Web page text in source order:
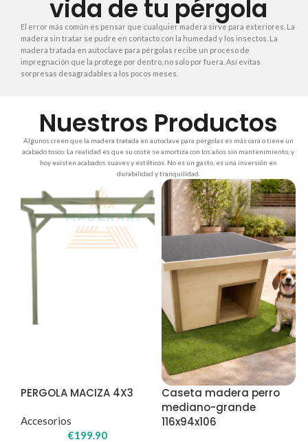
vida de tu pérgola
El error más común es pensar que cualquier madera sirve para exteriores. La
madera sin tratar se pudre en contacto con la humedad y los insectos. La
madera tratada en autoclave para pérgolas recibe un proceso de
impregnación que la protege por dentro, no solo por fuera. Así evitas
sorpresas desagradables a los pocos meses.
Nuestros Productos
Algunos creen que la madera tratada en autoclave para pérgolas es más cara o tiene un
acabado tosco. La realidad es que su coste se amortiza con los años sin mantenimiento, y
hoy existen acabados suaves y estéticos. No es un gasto, es una inversión en
durabilidad y tranquilidad.
PERGOLA MACIZA 4X3
Accesorios
€199.90
Caseta madera perro
mediano-grande
116x94x106